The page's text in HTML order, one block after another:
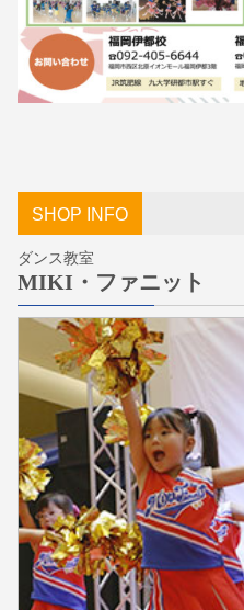
SHOP INFO
ダンス教室
MIKI・ファニット